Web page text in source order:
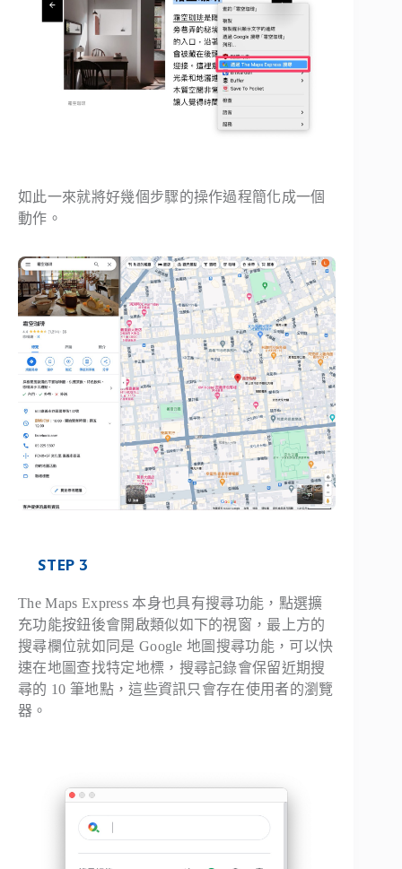
如此一來就將好幾個步驟的操作過程簡化成一個
動作。
STEP 3
The Maps Express 本身也具有搜尋功能，點選擴
充功能按鈕後會開啟類似如下的視窗，最上方的
搜尋欄位就如同是 Google 地圖搜尋功能，可以快
速在地圖查找特定地標，搜尋記錄會保留近期搜
尋的 10 筆地點，這些資訊只會存在使用者的瀏覽
器。